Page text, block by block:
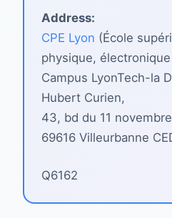
Address:
CPE Lyon (École
physique,
Campus LyonTech-la
Hubert Curien,
43, bd du 11
69616 Villeurbanne
Q6162